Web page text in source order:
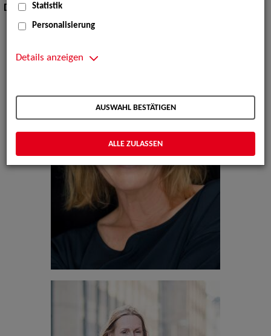
Dialekte:Bayerisch, Österreichisch
Statistik
Personalisierung
Details anzeigen
AUSWAHL BESTÄTIGEN
ALLE ZULASSEN